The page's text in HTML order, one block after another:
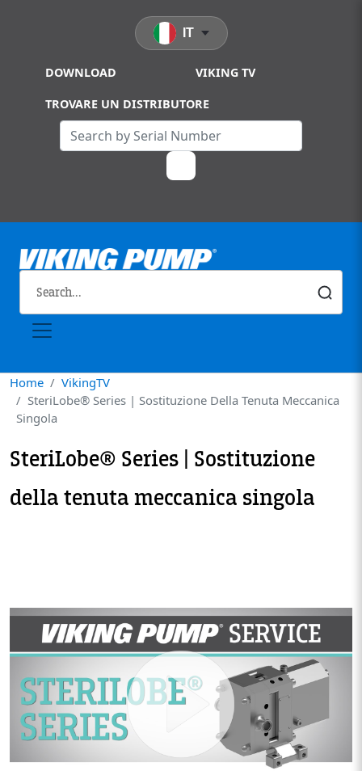
DOWNLOAD VIKING TV
TROVARE UN DISTRIBUTORE
IT
Home
VikingTV
SteriLobe® Series | Sostituzione Della Tenuta Meccanica
Singola
SteriLobe® Series | Sostituzione
della tenuta meccanica singola